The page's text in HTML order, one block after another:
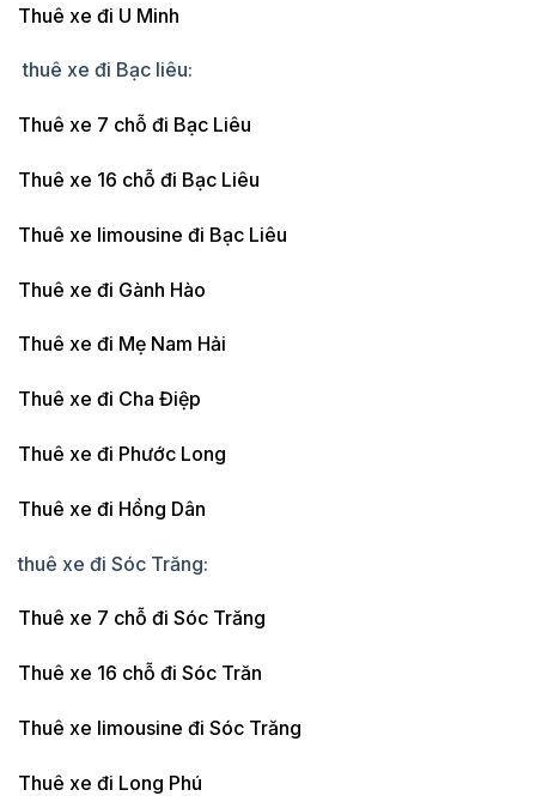
Thuê xe đi U Minh
thuê xe đi Bạc liêu:
Thuê xe 7 chỗ đi Bạc Liêu
Thuê xe 16 chỗ đi Bạc Liêu
Thuê xe limousine đi Bạc Liêu
Thuê xe đi Gành Hào
Thuê xe đi Mẹ Nam Hải
Thuê xe đi Cha Điệp
Thuê xe đi Phước Long
Thuê xe đi Hồng Dân
thuê xe đi Sóc Trăng:
Thuê xe 7 chỗ đi Sóc Trăng
Thuê xe 16 chỗ đi Sóc Trăn
Thuê xe limousine đi Sóc Trăng
Thuê xe đi Long Phú